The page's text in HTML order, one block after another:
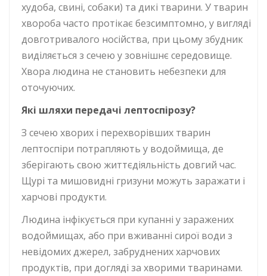
худоба, свині, собаки) та дикі тварини. У тварин
хвороба часто протікає безсимптомно, у вигляді
довготривалого носійства, при цьому збудник
виділяється з сечею у зовнішнє середовище.
Хвора людина не становить небезпеки для
оточуючих.
Які шляхи передачі лептоспірозу?
З сечею хворих і перехворівших тварин
лептоспіри потрапляють у водоймища, де
зберігають свою життєдіяльність довгий час.
Щурі та мишовидні гризуни можуть заражати і
харчові продукти.
Людина інфікується при купанні у заражених
водоймищах, або при вживанні сирої води з
невідомих джерел, забруднених харчових
продуктів, при догляді за хворими тваринами.